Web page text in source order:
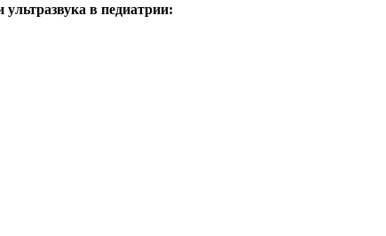
в педиатрии: